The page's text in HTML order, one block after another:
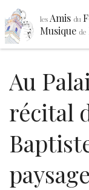
les Amis du
Musique de
Au
récital